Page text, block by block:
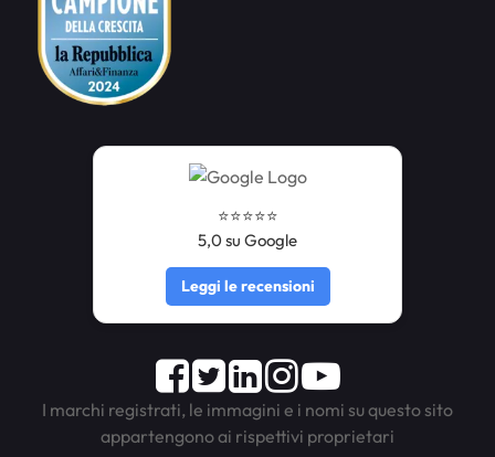
⭐️⭐️⭐️⭐️⭐️
5,0 su Google
Leggi le recensioni
Facebook
TwitterLinkedInInstagram
Youtube
I marchi registrati, le immagini e i nomi su questo sito
appartengono ai rispettivi proprietari